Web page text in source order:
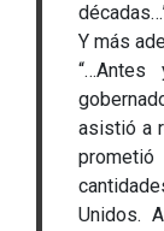
Y más
asistió a
Unidos.